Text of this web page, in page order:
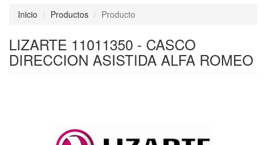
Inicio Productos Producto
LIZARTE 11011350 - CASCO
DIRECCION ASISTIDA ALFA ROMEO